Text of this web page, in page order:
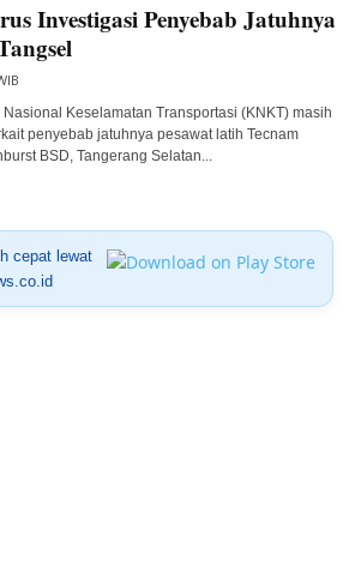
Investigasi Penyebab Jatuhnya
Keselamatan Transportasi (KNKT) masih
penyebab jatuhnya pesawat latih Tecnam
BSD, Tangerang Selatan...
cepat lewat